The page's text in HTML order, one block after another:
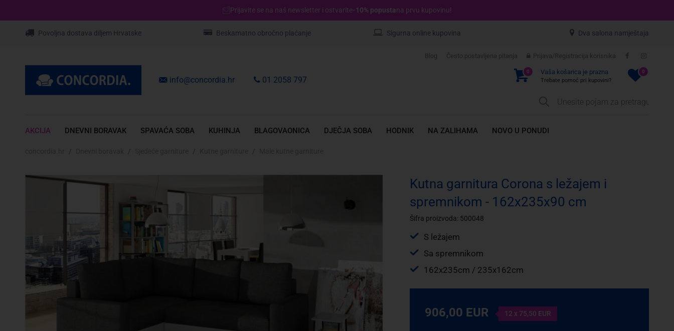
Prijavite se na naš newsletter i ostvarite-10% popustana prvu kupovinu!
Povoljna dostava diljem Hrvatske Beskamatno obročno plaćanje Sigurna online kupovina Dva salona namještaja
Blog Često postavljena pitanja Prijava/Registracija korisnika
0 Vaša košarica je prazna
Trebate pomoć pri kupovini?
0
info@concordia.hr 01 2058 797
AKCIJA DNEVNI BORAVAK SPAVAĆA SOBA KUHINJA BLAGOVAONICA DJEČJA SOBA HODNIK NA ZALIHAMA NOVO U PONUDI
Kutna garnitura Corona s ležajem i
spremnikom - 162x235x90 cm
Šifra proizvoda: 500048
S ležajem
Sa spremnikom
162x235cm / 235x162cm
906,00 EUR 12 x 75,50 EUR